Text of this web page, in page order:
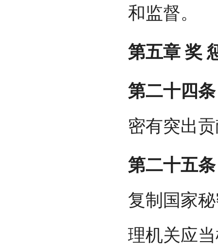
和监督。
第五章 奖
第二十四条
密有突出
第二十五条
复制国家
理机关应